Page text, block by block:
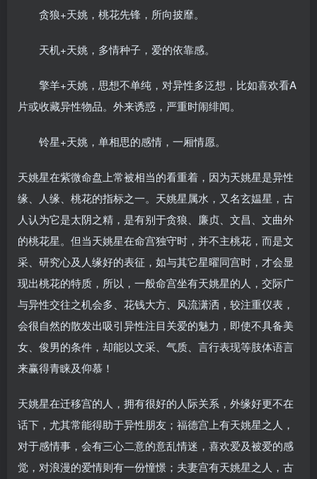
贪狼+天姚，桃花先锋，所向披靡。
天机+天姚，多情种子，爱的依靠感。
擎羊+天姚，思想不单纯，对异性多泛想，比如喜欢看A
片或收藏异性物品。外来诱惑，严重时闹绯闻。
铃星+天姚，单相思的感情，一厢情愿。
天姚星在紫微命盘上常被相当的看重着，因为天姚星是异性
缘、人缘、桃花的指标之一。天姚星属水，又名玄媪星，古
人认为它是太阴之精，是有别于贪狼、廉贞、文昌、文曲外
的桃花星。但当天姚星在命宫独守时，并不主桃花，而是文
采、研究心及人缘好的表征，如与其它星曜同宫时，才会显
现出桃花的特质，所以，一般命宫坐有天姚星的人，交际广
与异性交往之机会多、花钱大方、风流潇洒，较注重仪表，
会很自然的散发出吸引异性注目关爱的魅力，即使不具备美
女、俊男的条件，却能以文采、气质、言行表现等肢体语言
来赢得青睐及仰慕！
天姚星在迁移宫的人，拥有很好的人际关系，外缘好更不在
话下，尤其常能得助于异性朋友；福德宫上有天姚星之人，
对于感情事，会有三心二意的意乱情迷，喜欢爱及被爱的感
觉，对浪漫的爱情则有一份憧憬；夫妻宫有天姚星之人，古